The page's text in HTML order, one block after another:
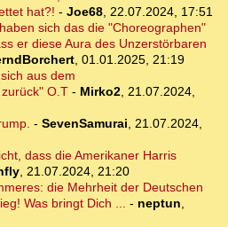
hat?! - Joe68, 22.07.2024, 17:51
sich das die "Choreographen"
er diese Aura des Unzerstörbaren
, 01.01.2025, 21:19
aus dem
O.T - Mirko2, 21.07.2024,
- SevenSamurai, 21.07.2024,
dass die Amerikaner Harris
, 21.07.2024, 21:20
die Mehrheit der Deutschen
Was bringt Dich ... - neptun,